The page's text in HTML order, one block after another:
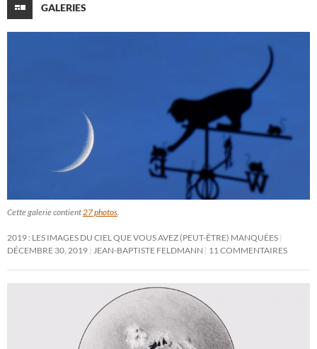
GALERIES
Cette galerie contient27 photos.
2019 : LES IMAGES DU CIEL QUE VOUS AVEZ (PEUT-ÊTRE) MANQUÉES
DÉCEMBRE 30, 2019 JEAN-BAPTISTE FELDMANN 11 COMMENTAIRES